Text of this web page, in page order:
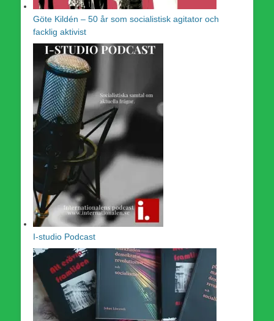
Göte Kildén – 50 år som socialistisk agitator och
facklig aktivist
I-studio Podcast